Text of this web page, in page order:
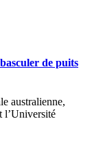
de puits
australienne,
l’Université